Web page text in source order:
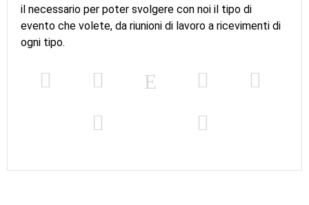
il necessario per poter svolgere con noi il tipo di
evento che volete, da riunioni di lavoro a ricevimenti di
ogni tipo.